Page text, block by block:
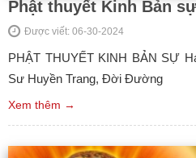
Phật thuyết Kinh Bản sự
Được viết: 06-30-2024
PHẬT THUYẾT KINH BẢN SỰ
Sư Huyền Trang, Đời Đường
Xem thêm →